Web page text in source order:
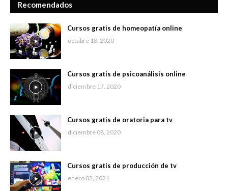
Recomendados
Cursos gratis de homeopatía online
octubre 18, 2020
Cursos gratis de psicoanálisis online
diciembre 17, 2020
Cursos gratis de oratoria para tv
diciembre 08, 2020
Cursos gratis de producción de tv
enero 02, 2021